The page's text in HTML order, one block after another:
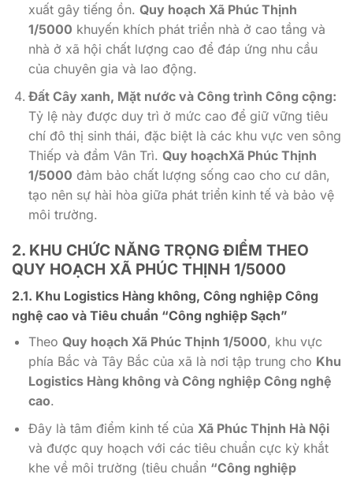
xuất gây tiếng ồn. Quy hoạch Xã Phúc Thịnh
1/5000 khuyến khích phát triển nhà ở cao tầng và
nhà ở xã hội chất lượng cao để đáp ứng nhu cầu
của chuyên gia và lao động.
Đất Cây xanh, Mặt nước và Công trình Công cộng:
Tỷ lệ này được duy trì ở mức cao để giữ vững tiêu
chí đô thị sinh thái, đặc biệt là các khu vực ven sông
Thiếp và đầm Vân Trì. Quy hoạchXã Phúc Thịnh
1/5000 đảm bảo chất lượng sống cao cho cư dân,
tạo nên sự hài hòa giữa phát triển kinh tế và bảo vệ
môi trường.
2. KHU CHỨC NĂNG TRỌNG ĐIỂM THEO
QUY HOẠCH XÃ PHÚC THỊNH 1/5000
2.1. Khu Logistics Hàng không, Công nghiệp Công
nghệ cao và Tiêu chuẩn “Công nghiệp Sạch”
Theo Quy hoạch Xã Phúc Thịnh 1/5000, khu vực
phía Bắc và Tây Bắc của xã là nơi tập trung cho Khu
Logistics Hàng không và Công nghiệp Công nghệ
cao.
Đây là tâm điểm kinh tế của Xã Phúc Thịnh Hà Nội
và được quy hoạch với các tiêu chuẩn cực kỳ khắt
khe về môi trường (tiêu chuẩn “Công nghiệp